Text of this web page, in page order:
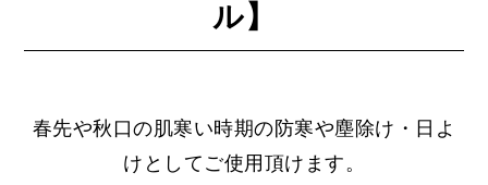
ル】
春先や秋口の肌寒い時期の防寒や塵除け・日よ
けとしてご使用頂けます。